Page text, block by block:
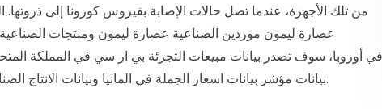
من تلك الأجهزة، عندما تصل حالات الإصابة بفيروس كورونا إلى
عصارة ليمون موردين الصناعية عصارة ليمون ومنتجات
بيانات مؤشر بيانات اسعار الجملة في المانيا وبيانات الانتاج الصناعي في منطقة اليورو يوم الاربعاء.